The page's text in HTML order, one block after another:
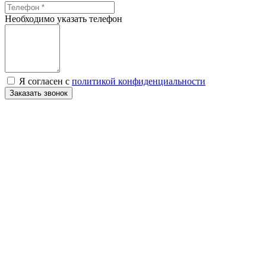
Необходимо указать телефон
Я согласен с политикой конфиденциальности
Заказать звонок